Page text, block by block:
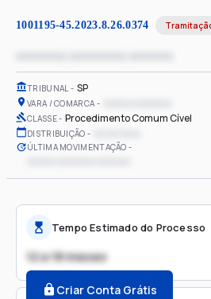
1001195-45.2023.8.26.0374
TRIBUNAL SP
VARA / COMARCA
CLASSE Procedimento Comum Cível
DISTRIBUIÇÃO
ÚLTIMA MOVIMENTAÇÃO
Tempo Estimado do Processo
12 a 18 meses
Criar Conta Grátis